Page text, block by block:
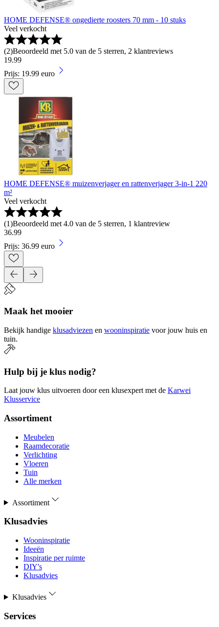
HOME DEFENSE® ongedierte roosters 70 mm - 10 stuks
Veel verkocht
(2)Beoordeeld met 5.0 van de 5 sterren, 2 klantreviews
19.99
Prijs: 19.99 euro
HOME DEFENSE® muizenverjager en rattenverjager 3-in-1 220
m²
Veel verkocht
(1)Beoordeeld met 4.0 van de 5 sterren, 1 klantreview
36.99
Prijs: 36.99 euro
Maak het mooier
Bekijk handige klusadviezen en wooninspiratie voor jouw huis en
tuin.
Hulp bij je klus nodig?
Laat jouw klus uitvoeren door een klusexpert met de Karwei
Klusservice
Assortiment
Meubelen
Raamdecoratie
Verlichting
Vloeren
Tuin
Alle merken
Assortiment
Klusadvies
Wooninspiratie
Ideeën
Inspiratie per ruimte
DIY's
Klusadvies
Klusadvies
Services